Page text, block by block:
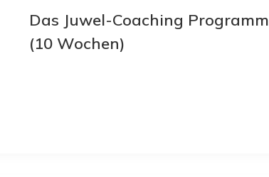
Das Juwel-Coaching Programm
(10 Wochen)